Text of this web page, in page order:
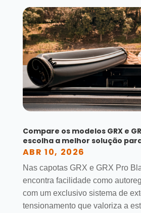
Compare os modelos GRX e
escolha a melhor solução
ABR 10, 2026
Nas capotas GRX e GRX Pro
encontra facilidade como
com um exclusivo sistema de
tensionamento que valoriza a